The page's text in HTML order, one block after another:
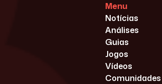
Menu
Notícias
Análises
Guias
Jogos
Vídeos
Comunidades